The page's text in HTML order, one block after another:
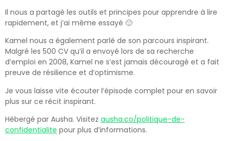
Il nous a partagé les outils et principes pour apprendre à lire
rapidement, et j’ai même essayé 🙂
Kamel nous a également parlé de son parcours inspirant.
Malgré les 500 CV qu’il a envoyé lors de sa recherche
d’emploi en 2008, Kamel ne s’est jamais découragé et a fait
preuve de résilience et d’optimisme.
Je vous laisse vite écouter l’épisode complet pour en savoir
plus sur ce récit inspirant.
Hébergé par Ausha. Visitez ausha.co/politique-de-
confidentialite pour plus d’informations.